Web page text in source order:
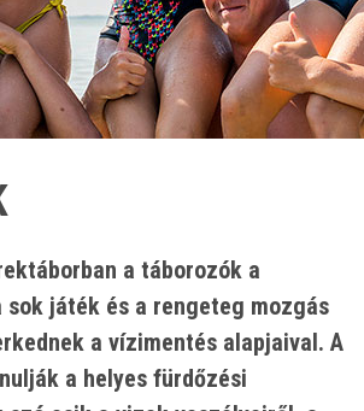
a táborozók a
sok játék és a rengeteg mozgás
a vízimentés alapjaival. A
a helyes fürdőzési